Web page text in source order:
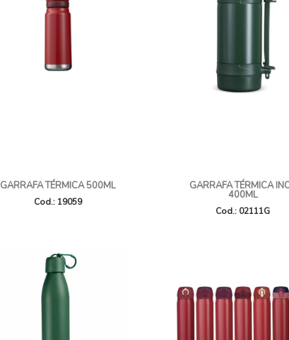
GARRAFA TÉRMICA 500ML
Cod.: 19059
GARRAFA TÉRMICA
400ML
Cod.: 02111G